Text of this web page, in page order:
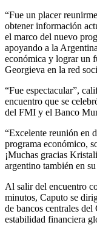
“Fue un placer
obtener información
el marco del nuevo
apoyando a la
económica y lograr un
Georgieva en la red
“Fue espectacular”,
encuentro que se
del FMI y el Banco
“Excelente reunión en
programa económico,
¡Muchas gracias
argentino también en
Al salir del encuentro
minutos, Caputo se
de bancos centrales
estabilidad financiera